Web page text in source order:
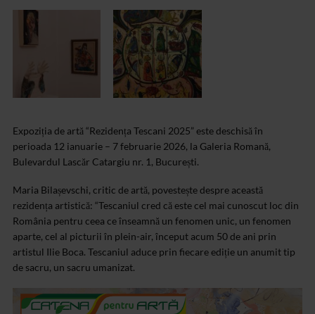
Expoziția de artă “Rezidența Tescani 2025” este deschisă în
perioada 12 ianuarie – 7 februarie 2026, la Galeria Romană,
Bulevardul Lascăr Catargiu nr. 1, București.
Maria Bilașevschi, critic de artă, povestește despre această
rezidența artistică: “Tescaniul cred că este cel mai cunoscut loc din
România pentru ceea ce înseamnă un fenomen unic, un fenomen
aparte, cel al picturii în plein-air, început acum 50 de ani prin
artistul Ilie Boca. Tescaniul aduce prin fiecare ediție un anumit tip
de sacru, un sacru umanizat.